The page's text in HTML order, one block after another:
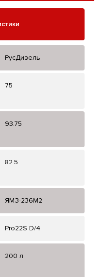
РусДизель
75
93.75
82.5
ЯМЗ-236М2
Pro22S D/4
200 л